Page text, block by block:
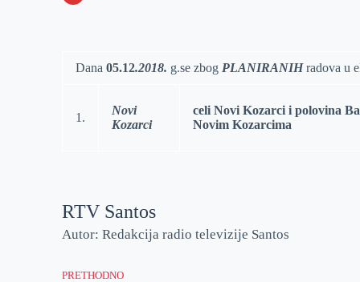
Dana05.12.2018. g.se zbog PLANIRANIHradova u
1.
Novi
Kozarci
celi Novi Kozarci i polovina
Novim Kozarcima
RTV Santos
Autor: Redakcija radio televizije Santos
PRETHODNO